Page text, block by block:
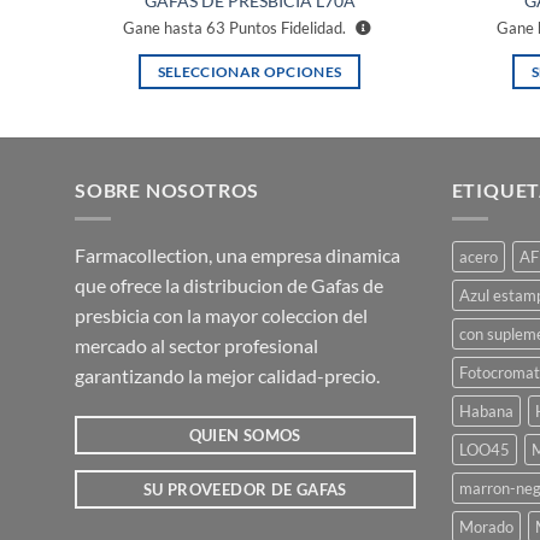
Gane hasta 63 Puntos Fidelidad.
SELECCIONAR OPCIONES
múltiples
opciones
se
pueden
elegir
en
página
producto
Gane
SOBRE NOSOTROS
Farmacollection, una empresa dinamica
que ofrece la distribucion de Gafas de
presbicia con la mayor coleccion del
mercado al sector profesional
garantizando la mejor calidad-precio.
QUIEN SOMOS
SU PROVEEDOR DE GAFAS
acero
Azul
con
Habana
LOO45
marron-
Morado